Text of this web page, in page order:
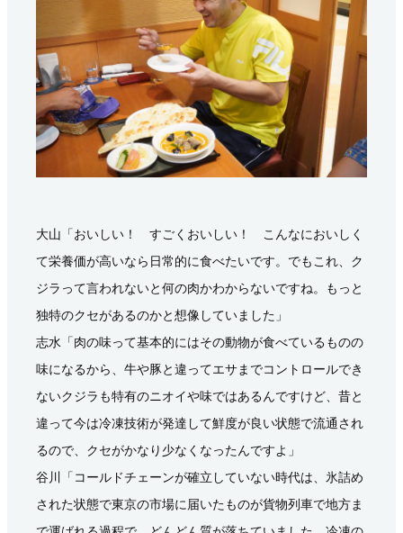
大山「おいしい！ すごくおいしい！ こんなにおいしく
て栄養価が高いなら日常的に食べたいです。でもこれ、ク
ジラって言われないと何の肉かわからないですね。もっと
独特のクセがあるのかと想像していました」
志水「肉の味って基本的にはその動物が食べているものの
味になるから、牛や豚と違ってエサまでコントロールでき
ないクジラも特有のニオイや味ではあるんですけど、昔と
違って今は冷凍技術が発達して鮮度が良い状態で流通され
るので、クセがかなり少なくなったんですよ」
谷川「コールドチェーンが確立していない時代は、氷詰め
された状態で東京の市場に届いたものが貨物列車で地方ま